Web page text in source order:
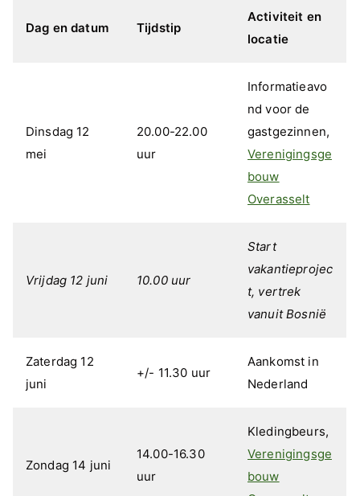
Dag en datum Tijdstip
Activiteit en
locatie
Dinsdag 12
mei
20.00-22.00
uur
Informatieavo
nd voor de
gastgezinnen,
Verenigingsge
bouw
Overasselt
Vrijdag 12 juni 10.00 uur
Start
vakantieprojec
t, vertrek
vanuit Bosnië
Zaterdag 12
juni
+/- 11.30 uur
Aankomst in
Nederland
Zondag 14 juni
14.00-16.30
uur
Kledingbeurs,
Verenigingsge
bouw